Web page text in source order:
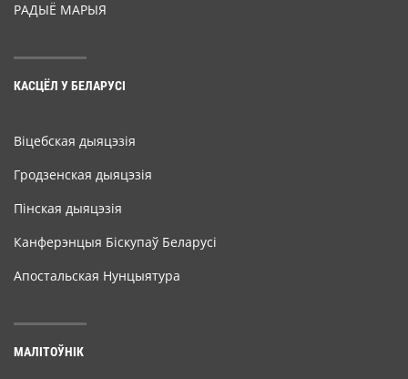
РАДЫЁ МАРЫЯ
КАСЦЁЛ У БЕЛАРУСІ
Віцебская дыяцэзія
Гродзенская дыяцэзія
Пінская дыяцэзія
Канферэнцыя Біскупаў Беларусі
Апостальская Нунцыятура
МАЛІТОЎНІК